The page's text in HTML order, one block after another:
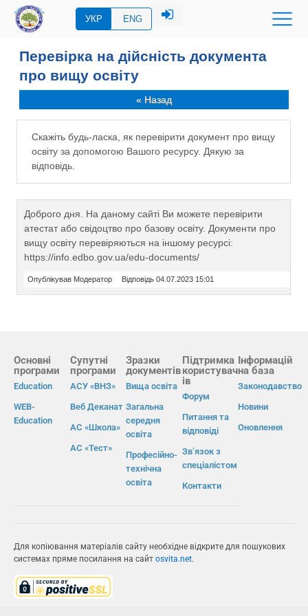
УКР ENG
Перевірка на дійсність документа
про вищу освіту
« Назад
Скажіть будь-ласка, як перевірити документ про вищу
освіту за допомогою Вашого ресурсу. Дякую за
відповідь.
Доброго дня. На даному сайті Ви можете перевірити
атестат або свідоцтво про базову освіту. Документи про
вищу освіту перевіряються на іншому ресурсі:
https://info.edbo.gov.ua/edu-documents/
Опублікував Модератор Відповідь 04.07.2023 15:01
Основні
програми
Education
WEB-
Education
Супутні
програми
АСУ «ВНЗ»
Веб Деканат
АС «Школа»
АС «Тест»
Зразки
документів
Вища освіта
Загальна
середня
освіта
Професійно-
технічна
освіта
Підтримка
користувач
ів
Форум
Питання та
відповіді
Зв’язок з
спеціалістом
Контакти
Інформацій
на база
Законодавство
Новини
Оновлення
Для копіювання матеріалів сайту необхідне відкрите для пошукових
системах пряме посилання на сайт osvita.net.